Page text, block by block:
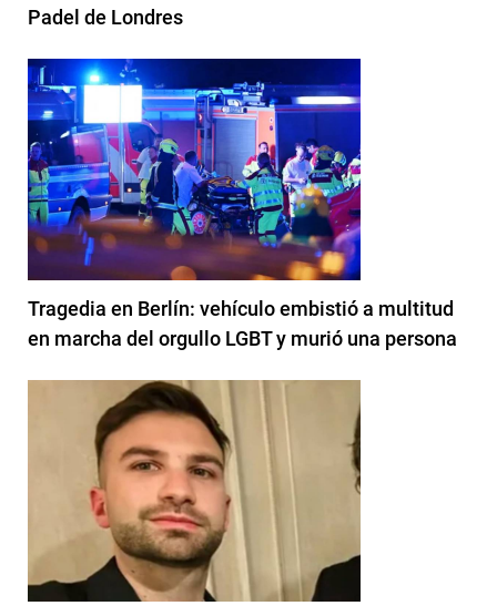
Padel de Londres
Tragedia en Berlín: vehículo embistió a multitud
en marcha del orgullo LGBT y murió una persona